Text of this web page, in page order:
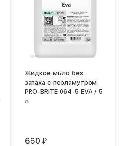
Жидкое мыло без
запаха с перламутром
PRO-BRITE 064-5 EVA / 5
л
660₽